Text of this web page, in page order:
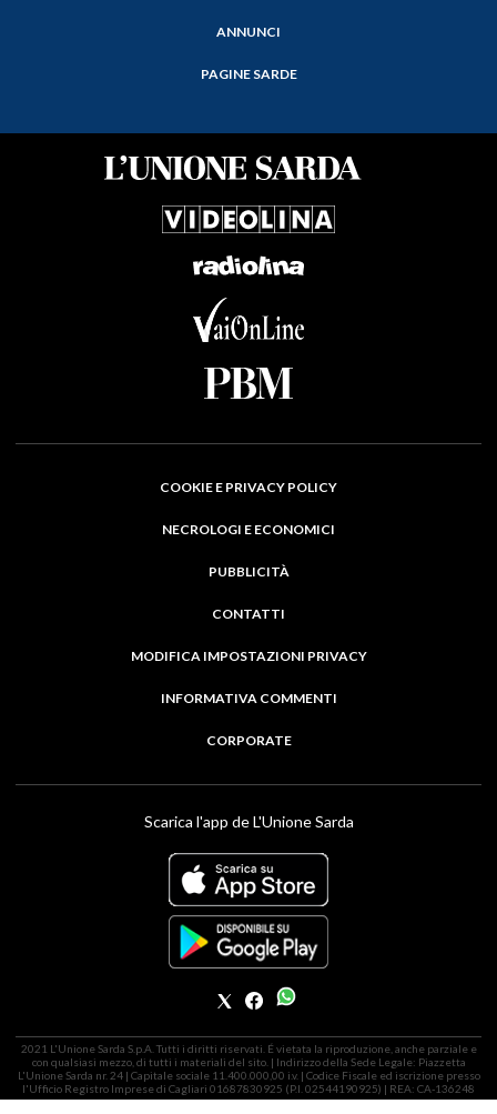
ANNUNCI
PAGINE SARDE
COOKIE E PRIVACY POLICY
NECROLOGI E ECONOMICI
PUBBLICITÀ
CONTATTI
MODIFICA IMPOSTAZIONI PRIVACY
INFORMATIVA COMMENTI
CORPORATE
Scarica l'app de L'Unione Sarda
2021 L'Unione Sarda S.p.A. Tutti i diritti riservati. É vietata la riproduzione, anche parziale e
con qualsiasi mezzo, di tutti i materiali del sito. | Indirizzo della Sede Legale: Piazzetta
L'Unione Sarda nr. 24 | Capitale sociale 11.400.000,00 i.v. | Codice Fiscale ed iscrizione presso
l'Ufficio Registro Imprese di Cagliari 01687830925 (P.I. 02544190925) | REA: CA-136248